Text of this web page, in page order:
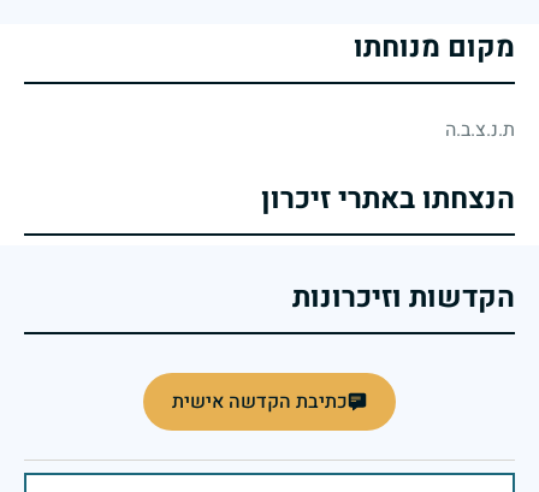
מקום מנוחתו
ת.נ.צ.ב.ה
הנצחתו באתרי זיכרון
הקדשות וזיכרונות
כתיבת הקדשה אישית